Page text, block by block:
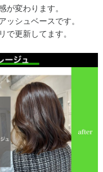
が変わります。
シュベースです。
更新してます。